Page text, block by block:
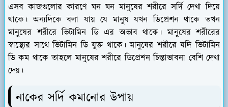
এসব কাজগুলোর কারণে ঘন ঘন মানুষের শরীরে সর্দি দেখা দিয়ে
থাকে। অন্যদিকে বলা যায় যে মানুষ যখন ডিপ্রেশন থাকে তখন
মানুষের শরীরে ভিটামিন ডি এর অভাব থাকে। মানুষের শরীরের
স্বাস্থ্যের সাথে ভিটামিন ডি যুক্ত থাকে। মানুষের শরীরে যদি ভিটামিন
ডি কম থাকে তাহলে মানুষের শরীরে ডিপ্রেশন চিন্তাভাবনা বেশি দেখা
দেয়।
নাকের সর্দি কমানোর উপায়